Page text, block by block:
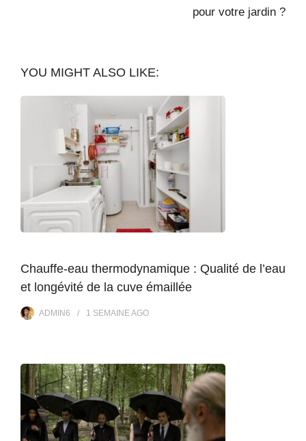
pour votre jardin ?
YOU MIGHT ALSO LIKE:
Chauffe-eau thermodynamique : Qualité de l’eau
et longévité de la cuve émaillée
ADMIN6 1 SEMAINE AGO